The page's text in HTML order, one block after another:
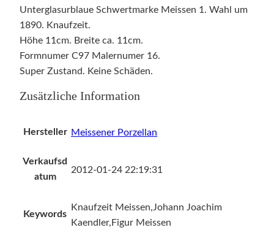
Unterglasurblaue Schwertmarke Meissen 1. Wahl um
1890. Knaufzeit.
Höhe 11cm. Breite ca. 11cm.
Formnumer C97 Malernumer 16.
Super Zustand. Keine Schäden.
Zusätzliche Information
Hersteller Meissener Porzellan
Verkaufsd
atum
2012-01-24 22:19:31
Keywords
Knaufzeit Meissen,Johann Joachim
Kaendler,Figur Meissen